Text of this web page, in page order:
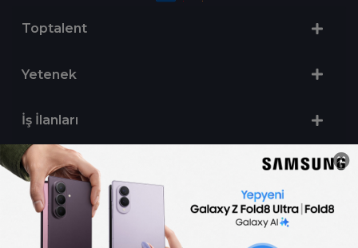
Toptalent
Yetenek
İş İlanları
Sertifika Programları
Yetenek Testleri